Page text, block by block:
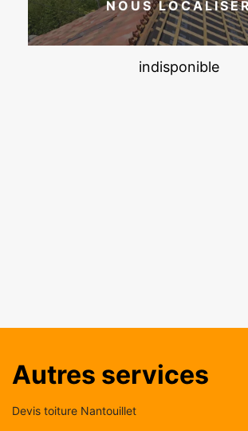
NOUS
indisponible
Autres services
Devis toiture Nantouillet